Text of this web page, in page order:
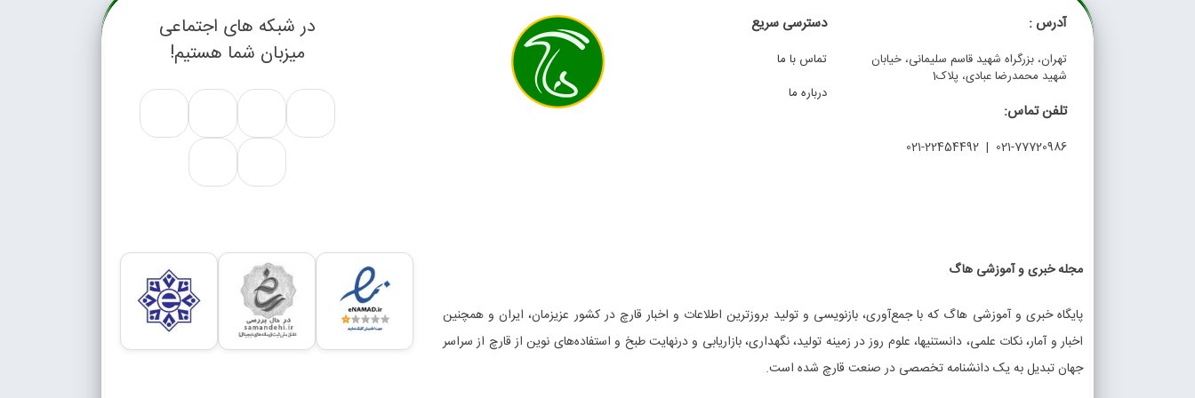
آدرس :
تهران، بزرگراه شهید قاسم سلیمانی، خیابان
شهید محمدرضا عبادی، پلاک1
تلفن تماس:
021-77720986 | 021-22454492
دسترسی سریع
تماس با ما
درباره ما
در شبکه های اجتماعی
میزبان شما هستیم!
مجله خبری و آموزشی هاگ
پایگاه خبری و آموزشی هاگ که با جمع‌آوری، بازنویسی و تولید بروزترین اطلاعات و اخبار قارچ در کشور عزیزمان، ایران و همچنین
اخبار و آمار، نکات علمی، دانستنیها، علوم روز در زمینه تولید، نگهداری، بازاریابی و درنهایت طبخ و استفاده‌های نوین از قارچ از سراسر
جهان تبدیل به یک دانشنامه تخصصی در صنعت قارچ شده است.